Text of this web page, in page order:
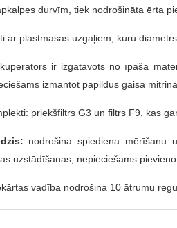
durvīm, tiek nodrošināta ērta
ar plastmasas uzgaļiem, kuru
ir izgatavots no īpaša
izmantot papildus gaisa
priekšfiltrs G3 un filtrs F9, kas
nodrošina spiediena mērīšanu
uzstādīšanas, nepieciešams
vadība nodrošina 10 ātrumu